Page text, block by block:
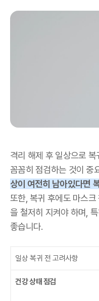
격리 해제 후 일상으로
꼼꼼히 점검하는 것이 중
상이 여전히 남아있다면
또한, 복귀 후에도 마스
을 철저히 지켜야 하며,
좋습니다.
일상 복귀 전 고려사항
건강 상태 점검